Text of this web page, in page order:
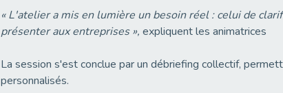
« L'atelier a mis en lumière un besoin réel : celui de
présenter aux entreprises », expliquent les animatrices
La session s'est conclue par un débriefing collectif,
personnalisés.